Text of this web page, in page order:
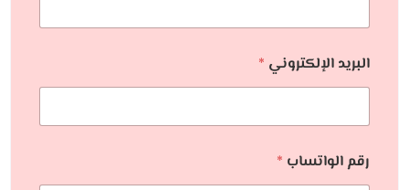
البريد الإلكتروني *
رقم الواتساب *